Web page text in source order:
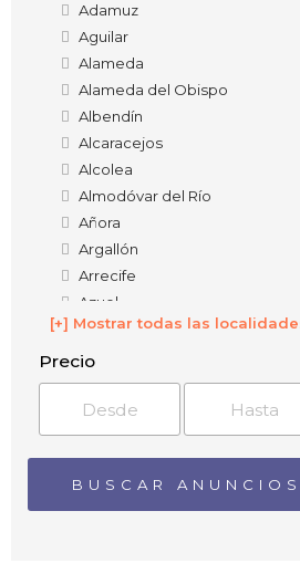
Adamuz
Aguilar
Alameda
Alameda del Obispo
Albendín
Alcaracejos
Alcolea
Almodóvar del Río
Añora
Argallón
Arrecife
Azuel
Badolatosa
Baena
Barranco del Lobo
Barriaga
Belalcázar
Bélmez
Benadalid
Benamejí
[+] Mostrar todas las
Precio